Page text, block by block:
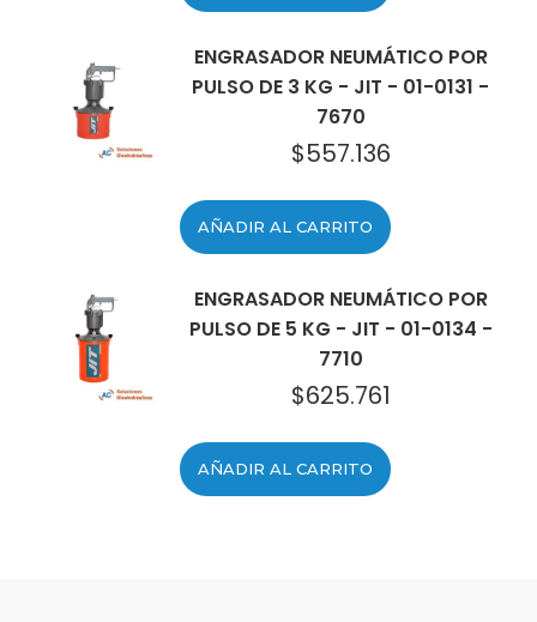
ENGRASADOR NEUMÁTICO POR
PULSO DE 3 KG - JIT - 01-0131 -
7670
$557.136
AÑADIR AL CARRITO
ENGRASADOR NEUMÁTICO POR
PULSO DE 5 KG - JIT - 01-0134 -
7710
$625.761
AÑADIR AL CARRITO